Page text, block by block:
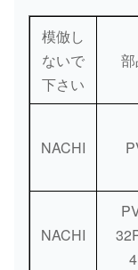
配達方法:
支払方法:
模倣し
ないで
下さい
NACHI
NACHI